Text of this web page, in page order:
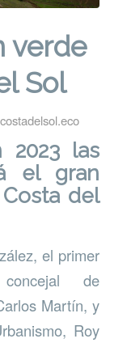
verde
Sol
costadelsol.eco
2023 las
el gran
del
el primer
de
Martín, y
Roy